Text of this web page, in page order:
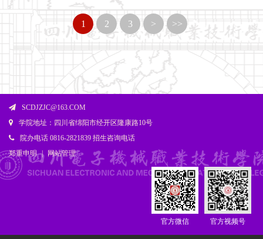
1 2 3 > >>
SCDJZJC@163.COM
学院地址：四川省绵阳市经开区隆康路10号
院办电话 0816-2821839 招生咨询电话
郑重申明 | 网站管理
官方视频号
官方微信